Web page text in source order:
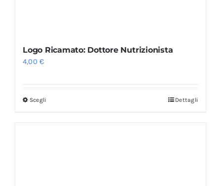
Logo Ricamato: Dottore Nutrizionista
4,00€
Scegli Dettagli